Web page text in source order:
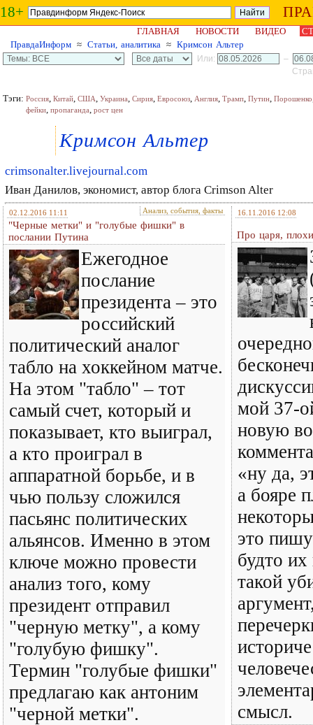
18+
ГЛАВНАЯ НОВОСТИ ВИДЕО
ПравдаИнформ ≈ Статьи, аналитика ≈ Кримсон Альтер
Или:
–
Тэги: Россия, Китай, США, Украина, Сирия, Евросоюз, Англия, Трамп, Путин, Порошенко
фейки, пропаганда, рост цен
Кримсон Альтер
crimsonalter.livejournal.com
Иван Данилов, экономист, автор блога Crimson Alter
02.12.2016 11:11 Анализ, события, факты
"Черные метки" и "голубые фишки" в
послании Путина
Ежегодное
послание
президента – это
российский
политический аналог
табло на хоккейном матче.
На этом "табло" – тот
самый счет, который и
показывает, кто выиграл,
а кто проиграл в
аппаратной борьбе, и в
чью пользу сложился
пасьянс политических
альянсов. Именно в этом
ключе можно провести
анализ того, кому
президент отправил
"черную метку", а кому
"голубую фишку".
Термин "голубые фишки"
предлагаю как антоним
"черной метки".
16.11.2016 12:08
Про царя,
мой 37-
новую
«ну да,
а бояре
это
будто
такой
смысл.